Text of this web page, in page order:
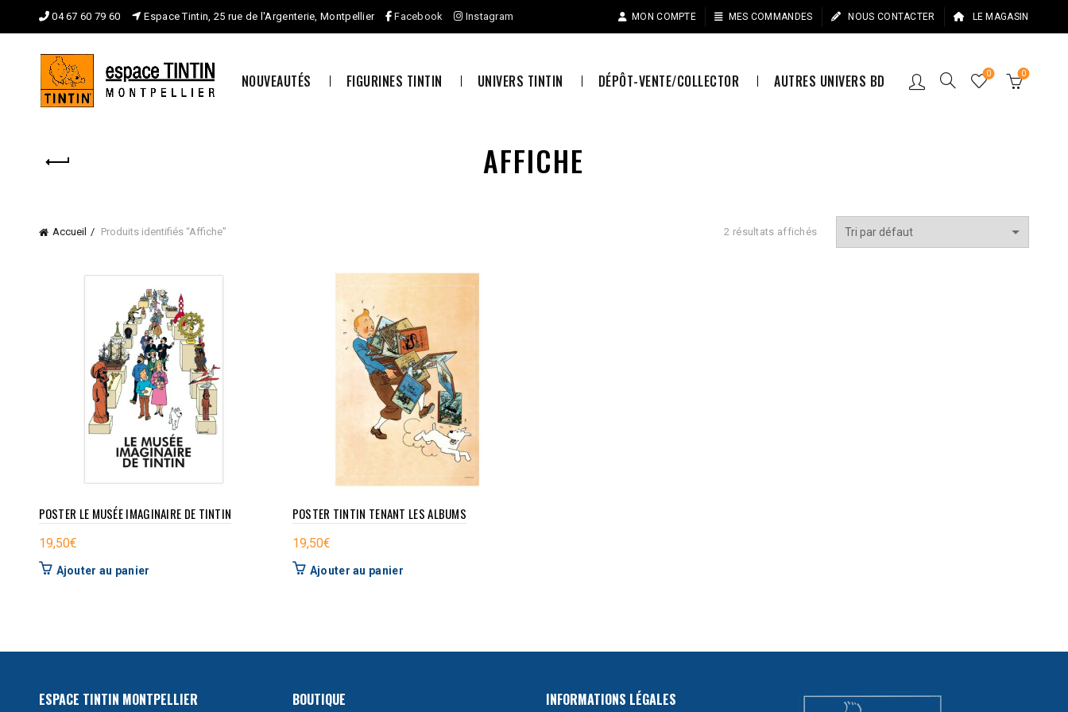
04 67 60 79 60 Espace Tintin, 25 rue de l'Argenterie, Montpellier Facebook Instagram MON COMPTE MES COMMANDES NOUS CONTACTER LE MAGASIN
NOUVEAUTÉS FIGURINES TINTIN UNIVERS TINTIN DÉPÔT-VENTE/COLLECTOR AUTRES UNIVERS BD 0 0
AFFICHE
Accueil Produits identifiés “Affiche” 2 résultats affichés
POSTER LE MUSÉE IMAGINAIRE DE TINTIN
19,50€
Ajouter au panier
POSTER TINTIN TENANT LES ALBUMS
19,50€
Ajouter au panier
ESPACE TINTIN MONTPELLIER BOUTIQUE INFORMATIONS LÉGALES